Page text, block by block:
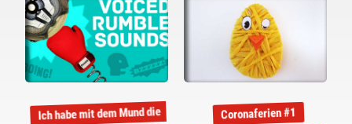
Ich habe mit dem Mund die Coronaferien #1